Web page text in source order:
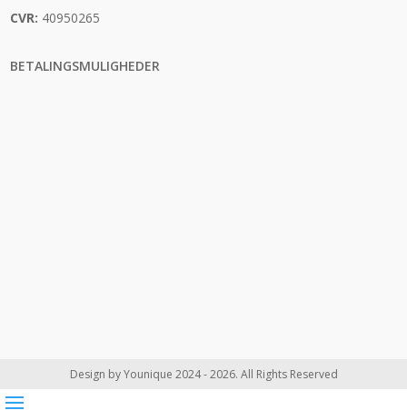
CVR: 40950265
BETALINGSMULIGHEDER
Design by Younique 2024 - 2026. All Rights Reserved